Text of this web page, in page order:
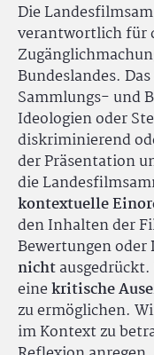
Die
verantwortlich für
Bundeslandes.
Sammlungs- und
Ideologien oder
diskriminierend
der Präsentation
die
kontextuelle
den Inhalten der
Bewertungen
nicht
einekritische
zu ermöglichen.
im Kontext zu